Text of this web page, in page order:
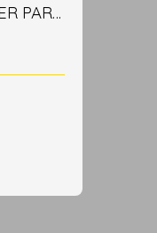
CONSEIL IMMOBILIER PARISIEN